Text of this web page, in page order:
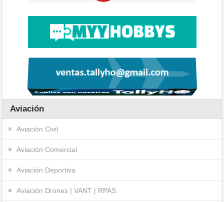
Aviación
Aviación Civil
Aviación Comercial
Aviación Deportiva
Aviación Drones | VANT | RPAS